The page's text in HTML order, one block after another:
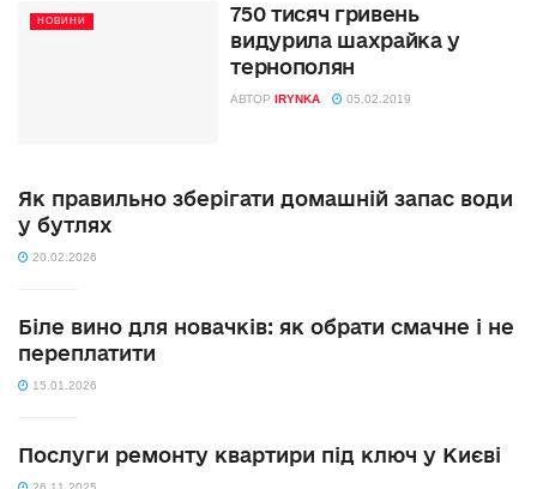
НОВИНИ
750 тисяч гривень
видурила шахрайка у
тернополян
АВТОР IRYNKA 05.02.2019
Як правильно зберігати домашній запас води
у бутлях
20.02.2026
Біле вино для новачків: як обрати смачне і не
переплатити
15.01.2026
Послуги ремонту квартири під ключ у Києві